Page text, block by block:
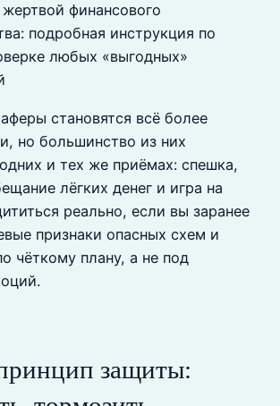
жертвой финансового
подробная инструкция по
любых «выгодных»
становятся всё более
но большинство из них
и тех же приёмах: спешка,
лёгких денег и игра на
реально, если вы заранее
признаки опасных схем и
чёткому плану, а не под
защиты: